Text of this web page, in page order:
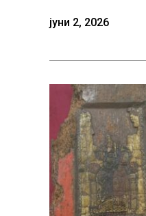
јуни 2, 2026